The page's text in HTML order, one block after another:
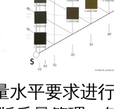
水平要求进